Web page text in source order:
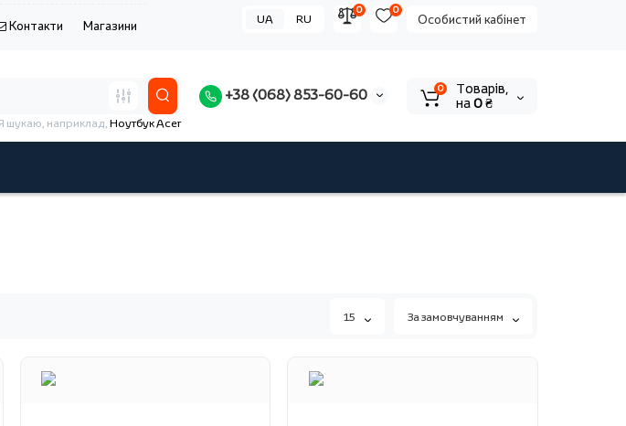
Контакти Магазини Особистий кабінет
0
0
UA RU
+38 (068) 853-60-60
шукаю, наприклад,Ноутбук Acer
0
Tоварів,
на0 ₴
15 За замовчуванням